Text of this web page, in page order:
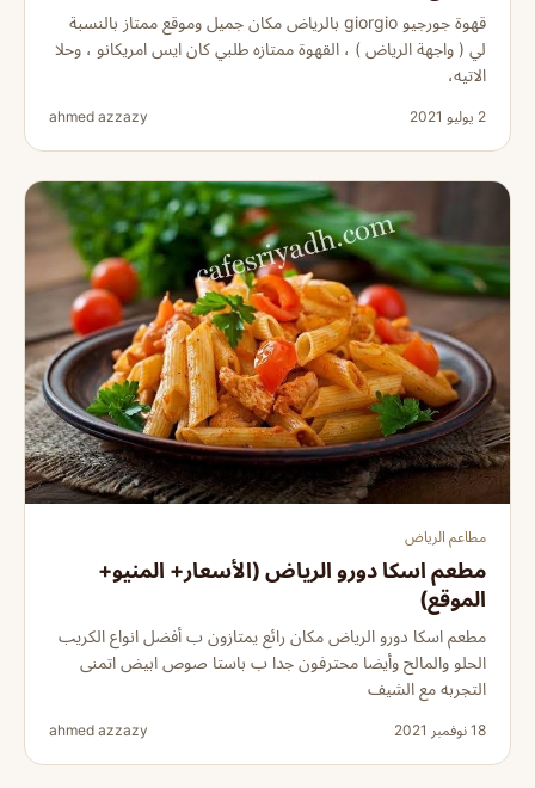
قهوة جورجيو giorgio بالرياض مكان جميل وموقع ممتاز بالنسبة
لي ( واجهة الرياض ) ، القهوة ممتازه طلبي كان ايس امريكانو ، وحلا
الاتيه،
2 يوليو 2021 ahmed azzazy
مطاعم الرياض
مطعم اسكا دورو الرياض (الأسعار+ المنيو+
الموقع)
مطعم اسكا دورو الرياض مكان رائع يمتازون ب أفضل انواع الكريب
الحلو والمالح وأيضا محترفون جدا ب باستا صوص ابيض اتمنى
التجربه مع الشيف
18 نوفمبر 2021 ahmed azzazy